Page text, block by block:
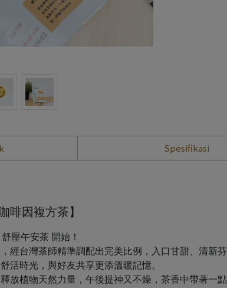
Spesifikasi
啡因複方茶】
壓午安茶 開始！
經台灣茶師精準調配出完美比例，入口甘甜、清新
活時光，與好友共享更添溫暖記憶。
放植物天然力量，午後提神又不燥，茶香中帶著一